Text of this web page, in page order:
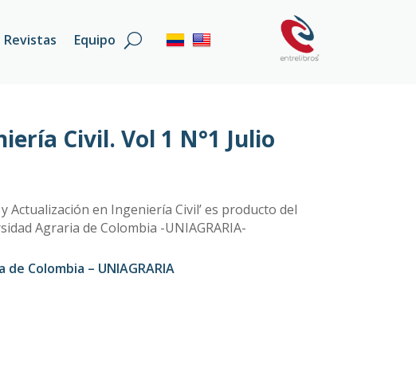
Revistas Equipo
Civil. Vol 1 N°1 Julio
Actualización en Ingeniería Civil’ es producto del
Agraria de Colombia -UNIAGRARIA-
Colombia – UNIAGRARIA